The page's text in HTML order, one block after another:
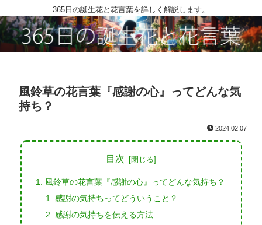
365日の誕生花と花言葉を詳しく解説します。
風鈴草の花言葉『感謝の心』ってどんな気
持ち？
2024.02.07
目次
風鈴草の花言葉『感謝の心』ってどんな気持ち？
感謝の気持ちってどういうこと？
感謝の気持ちを伝える方法